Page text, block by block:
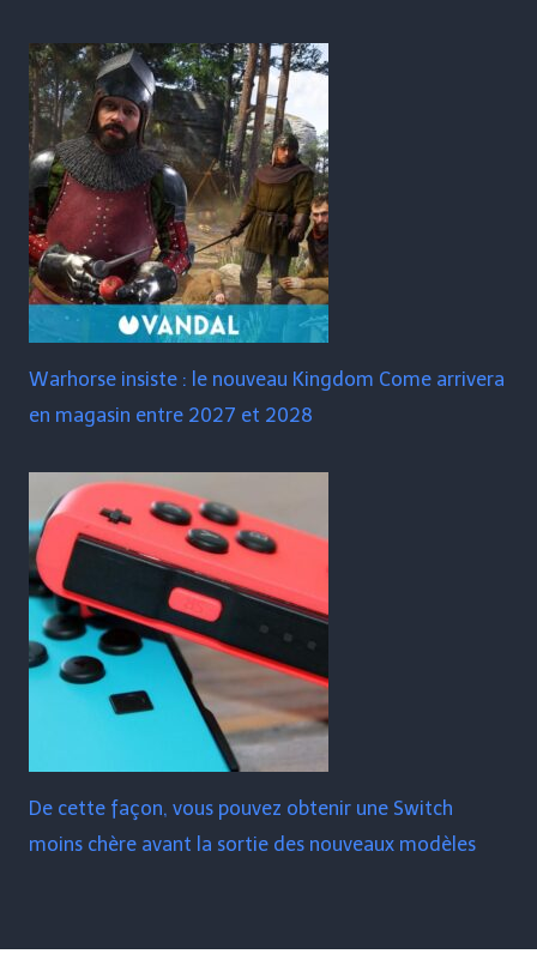
Warhorse insiste : le nouveau Kingdom Come arrivera
en magasin entre 2027 et 2028
De cette façon, vous pouvez obtenir une Switch
moins chère avant la sortie des nouveaux modèles